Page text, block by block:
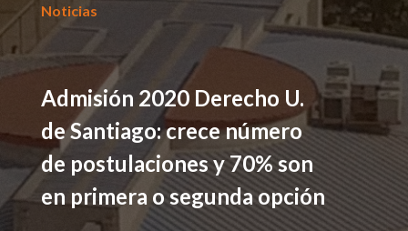
Noticias
Admisión 2020 Derecho U.
de Santiago: crece número
de postulaciones y 70% son
en primera o segunda opción